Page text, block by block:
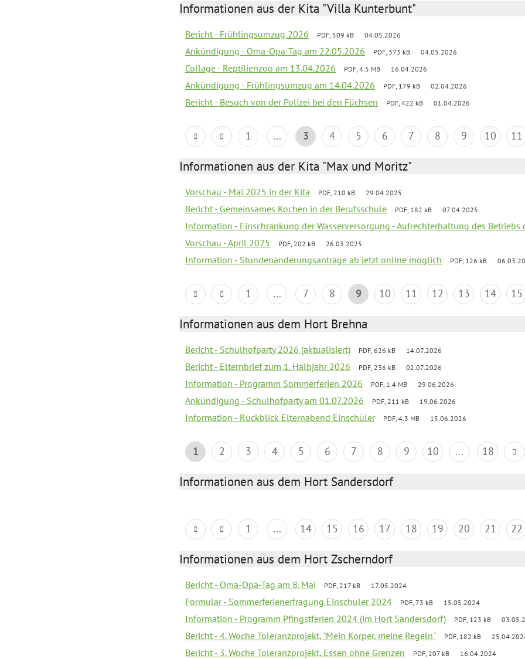
Informationen aus der Kita "Villa Kunterbunt"
Bericht - Frühlingsumzug 2026 PDF, 509 kB 04.05.2026
Ankündigung - Oma-Opa-Tag am 22.05.2026 PDF, 373 kB 04.05.2026
Collage - Reptilienzoo am 13.04.2026 PDF, 4.5 MB 16.04.2026
Ankündigung - Frühlingsumzug am 14.04.2026 PDF, 179 kB 02.04.2026
Bericht - Besuch von der Polizei bei den Füchsen PDF, 422 kB 01.04.2026
1 ... 3 4 5 6 7 8 9 10 11
Informationen aus der Kita "Max und Moritz"
Vorschau - Mai 2025 in der Kita PDF, 210 kB 29.04.2025
Bericht - Gemeinsames Kochen in der Berufsschule PDF, 182 kB 07.04.2025
Information - Einschränkung der Wasserversorgung - Aufrechterhaltung des Betriebs
Vorschau - April 2025 PDF, 202 kB 26.03.2025
Information - Stundenänderungsanträge ab jetzt online möglich PDF, 126 kB
1 ... 7 8 9 10 11 12 13 14 15
Informationen aus dem Hort Brehna
Bericht - Schulhofparty 2026 (aktualisiert) PDF, 626 kB 14.07.2026
Bericht - Elternbrief zum 1. Halbjahr 2026 PDF, 236 kB 02.07.2026
Information - Programm Sommerferien 2026 PDF, 1.4 MB 29.06.2026
Ankündigung - Schulhofparty am 01.07.2026 PDF, 211 kB 19.06.2026
Information - Rückblick Elternabend Einschüler PDF, 4.3 MB 15.06.2026
1 2 3 4 5 6 7 8 9 10 ... 18
Informationen aus dem Hort Sandersdorf
1 ... 14 15 16 17 18 19 20 21 22
Informationen aus dem Hort Zscherndorf
Bericht - Oma-Opa-Tag am 8. Mai PDF, 217 kB 17.05.2024
Formular - Sommerferienerfragung Einschüler 2024 PDF, 73 kB 15.05.2024
Information - Programm Pfingstferien 2024 (im Hort Sandersdorf) PDF, 123 kB
Bericht - 4. Woche Toleranzprojekt, "Mein Körper, meine Regeln" PDF, 182 kB
Bericht - 3. Woche Toleranzprojekt, Essen ohne Grenzen PDF, 207 kB 16.04.2024